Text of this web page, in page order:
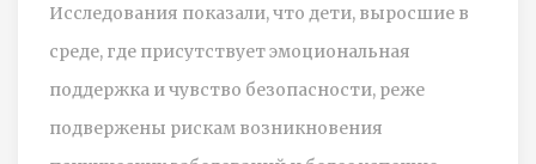
Исследования показали, что дети, выросшие в
среде, где присутствует эмоциональная
поддержка и чувство безопасности, реже
подвержены рискам возникновения